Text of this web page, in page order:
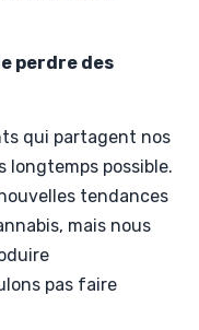
perdre des
qui partagent nos
longtemps possible.
tendances
mais nous
pas faire